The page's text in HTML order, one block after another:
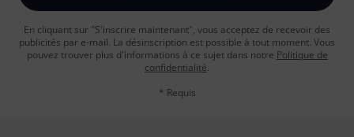
En cliquant sur "S'inscrire maintenant", vous acceptez de recevoir des
publicités par e-mail. La désinscription est possible à tout moment. Vous
pouvez trouver plus d'informations à ce sujet dans notre Politique de
confidentialité.
* Requis